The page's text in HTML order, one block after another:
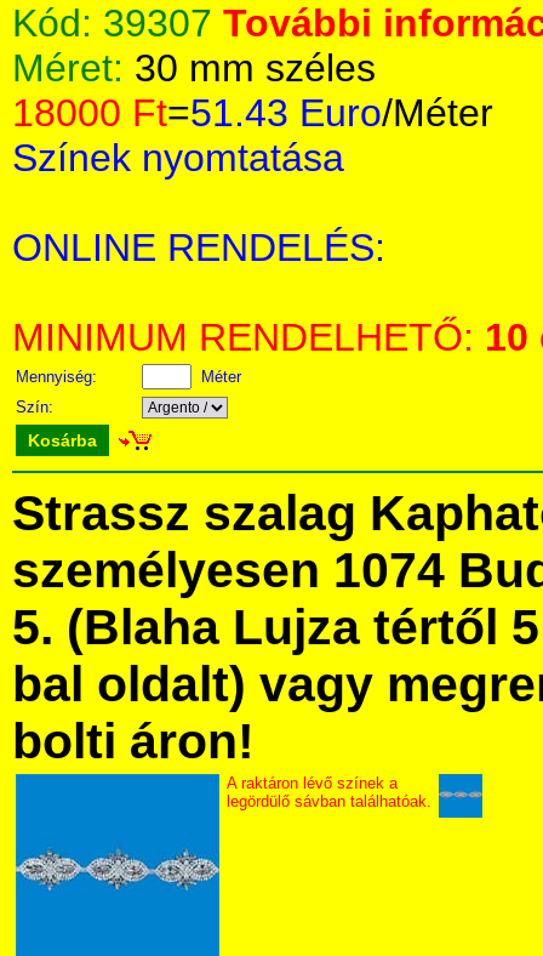
Kód: 39307 További
Méret: 30 mm széles
18000 Ft=51.43 Euro/Méter
Színek nyomtatása
ONLINE RENDELÉS:
MINIMUM RENDELHETŐ: 10
Mennyiség:
Méter
Szín:
Kosárba
Strassz szalag
személyesen 1074
5. (Blaha Lujza tértől
bal oldalt) vagy
bolti áron!
A raktáron lévő színek a
legördülő sávban találhatóak.